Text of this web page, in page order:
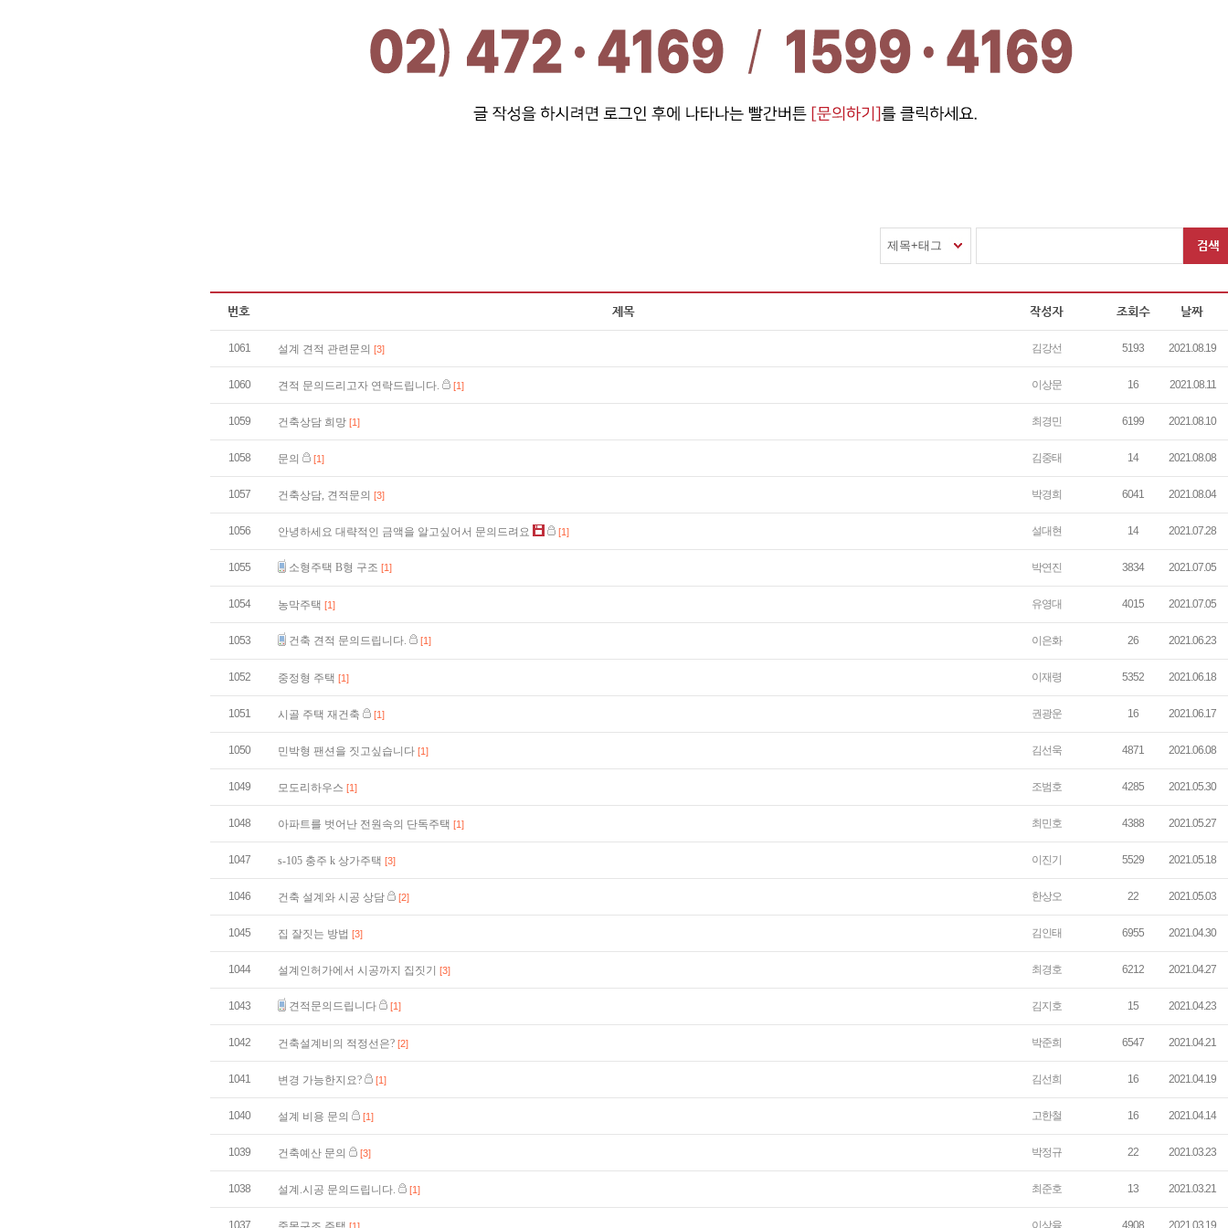
제목+태그
1061 설계 견적 관련문의 [3] 김강선 5193 2021.08.19
1060 견적 문의드리고자 연락드립니다. [1] 이상문 16 2021.08.11
1059 건축상담 희망 [1] 최경민 6199 2021.08.10
1058 문의 [1] 김중태 14 2021.08.08
1057 건축상담, 견적문의 [3] 박경희 6041 2021.08.04
1056 안녕하세요 대략적인 금액을 알고싶어서 문의드려요 [1] 설대현 14 2021.07.28
1055 소형주택 B형 구조 [1] 박연진 3834 2021.07.05
1054 농막주택 [1] 유영대 4015 2021.07.05
1053 건축 견적 문의드립니다. [1] 이은화 26 2021.06.23
1052 중정형 주택 [1] 이재령 5352 2021.06.18
1051 시골 주택 재건축 [1] 권광운 16 2021.06.17
1050 민박형 팬션을 짓고싶습니다 [1] 김선욱 4871 2021.06.08
1049 모도리하우스 [1] 조범호 4285 2021.05.30
1048 아파트를 벗어난 전원속의 단독주택 [1] 최민호 4388 2021.05.27
1047 s-105 충주 k 상가주택 [3] 이진기 5529 2021.05.18
1046 건축 설계와 시공 상담 [2] 한상오 22 2021.05.03
1045 집 잘짓는 방법 [3] 김인태 6955 2021.04.30
1044 설계인허가에서 시공까지 집짓기 [3] 최경호 6212 2021.04.27
1043 견적문의드립니다 [1] 김지호 15 2021.04.23
1042 건축설계비의 적정선은? [2] 박준희 6547 2021.04.21
1041 변경 가능한지요? [1] 김선희 16 2021.04.19
1040 설계 비용 문의 [1] 고한철 16 2021.04.14
1039 건축예산 문의 [3] 박정규 22 2021.03.23
1038 설계.시공 문의드립니다. [1] 최준호 13 2021.03.21
1037 이상육 4908 2021.03.19